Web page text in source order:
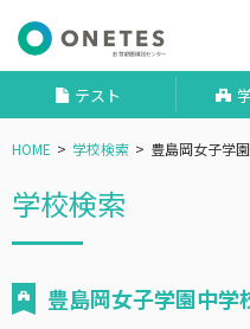
テスト
HOME 学校検索 豊島岡女子学
学校検索
豊島岡女子学園中学